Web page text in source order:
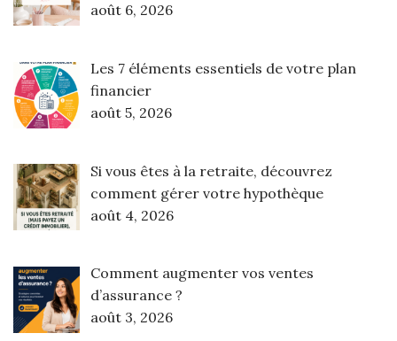
août 6, 2026
Les 7 éléments essentiels de votre plan
financier
août 5, 2026
Si vous êtes à la retraite, découvrez
comment gérer votre hypothèque
août 4, 2026
Comment augmenter vos ventes
d’assurance ?
août 3, 2026